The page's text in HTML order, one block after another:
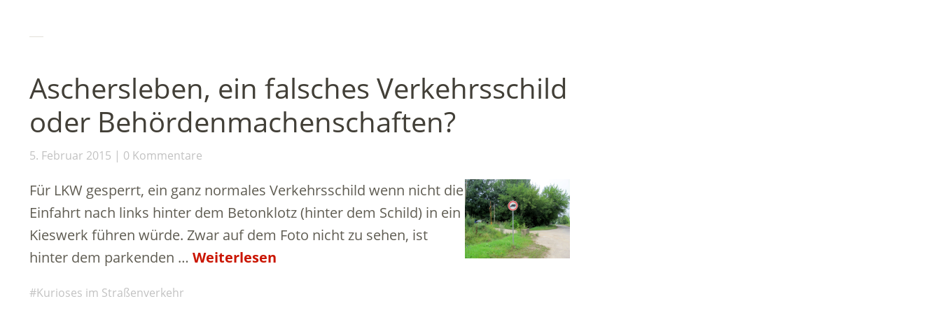
Aschersleben, ein falsches Verkehrsschild
oder Behördenmachenschaften?
5. Februar 2015 0 Kommentare
Für LKW gesperrt, ein ganz normales Verkehrsschild wenn nicht die
Einfahrt nach links hinter dem Betonklotz (hinter dem Schild) in ein
Kieswerk führen würde. Zwar auf dem Foto nicht zu sehen, ist
hinter dem parkenden … Weiterlesen
Kurioses im Straßenverkehr